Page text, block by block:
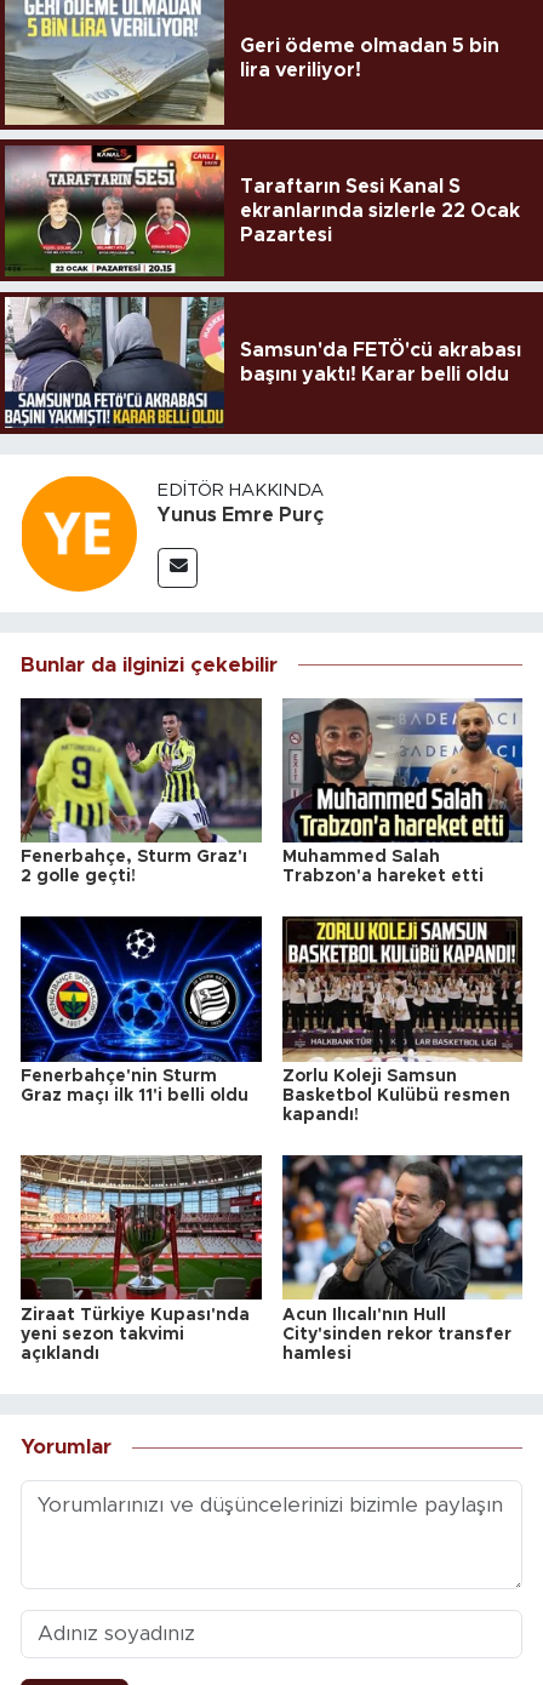
Geri ödeme olmadan 5 bin
lira veriliyor!
Taraftarın Sesi Kanal S
ekranlarında sizlerle 22 Ocak
Pazartesi
Samsun'da FETÖ'cü akrabası
başını yaktı! Karar belli oldu
EDITÖR HAKKINDA
Yunus Emre Purç
Bunlar da ilginizi çekebilir
Fenerbahçe, Sturm Graz'ı
2 golle geçti!
Muhammed Salah
Trabzon'a hareket etti
Fenerbahçe'nin Sturm
Graz maçı ilk 11'i belli oldu
Zorlu Koleji Samsun
Basketbol Kulübü resmen
kapandı!
Ziraat Türkiye Kupası'nda
yeni sezon takvimi
açıklandı
Acun Ilıcalı'nın Hull
City'sinden rekor transfer
hamlesi
Yorumlar